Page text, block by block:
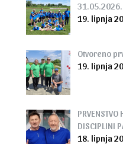
31.05.2026.
19. lipnja
Otvoreno
19. lipnja
PRVENSTVO
DISCIPLINI
18. lipnja